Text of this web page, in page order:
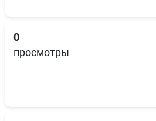
0
просмотры